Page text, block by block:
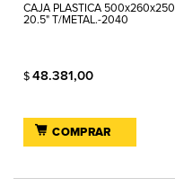
CAJA PLASTICA 500x260x250
20.5" T/METAL.-2040
$ 48.381,00
COMPRAR